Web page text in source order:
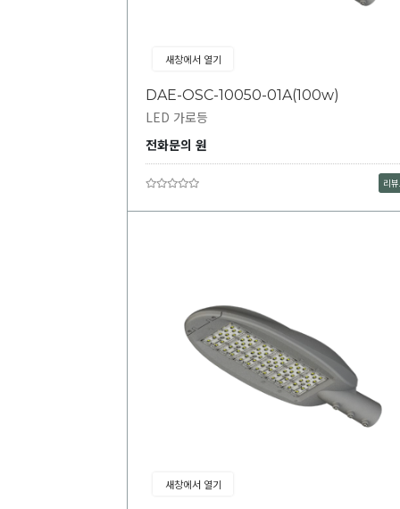
새창에서 열기
DAE-OSC-10050-01A(100w)
LED 가로등
전화문의 원
리
새창에서 열기